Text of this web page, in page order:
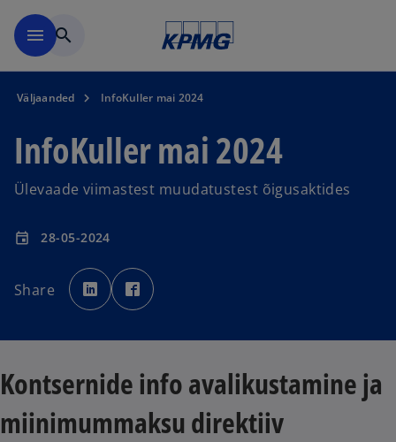
menu search
Väljaanded InfoKuller mai 2024
InfoKuller mai 2024
Ülevaade viimastest muudatustest õigusaktides
event 28-05-2024
Share
o
p
e
n
w
t
a
p
e
w
t
a
Kontsernide info avalikustamine ja
miinimummaksu direktiiv